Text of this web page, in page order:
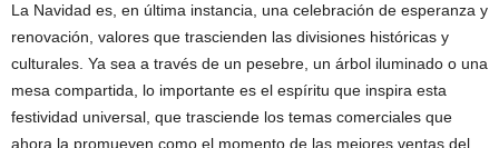
La Navidad es, en última instancia, una celebración de esperanza y
renovación, valores que trascienden las divisiones históricas y
culturales. Ya sea a través de un pesebre, un árbol iluminado o una
mesa compartida, lo importante es el espíritu que inspira esta
festividad universal, que trasciende los temas comerciales que
ahora la promueven como el momento de las mejores ventas del